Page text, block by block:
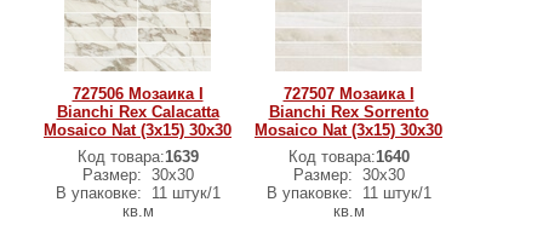
727506 Мозаика I
Bianchi Rex Calacatta
Mosaico Nat (3x15) 30х30
Код товара:1639
Размер: 30х30
В упаковке:
11 штук/1
кв.м
727507 Мозаика I
Bianchi Rex Sorrento
Mosaico Nat (3x15) 30х30
Код товара:1640
Размер: 30х30
В упаковке:
11 штук/1
кв.м